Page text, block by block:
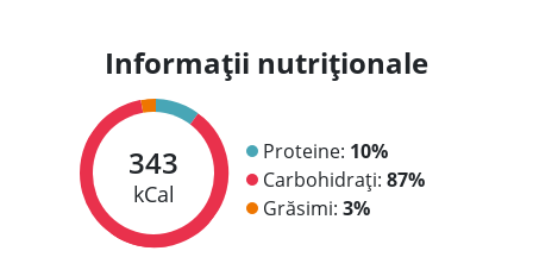
Informații nutriționale
343
kCal
Proteine: 10%
Carbohidrați: 87%
Grăsimi: 3%